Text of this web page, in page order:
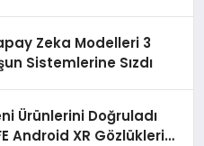
Zeka Modelleri 3
Sistemlerine Sızdı
Ürünlerini Doğruladı
Android XR Gözlükleri